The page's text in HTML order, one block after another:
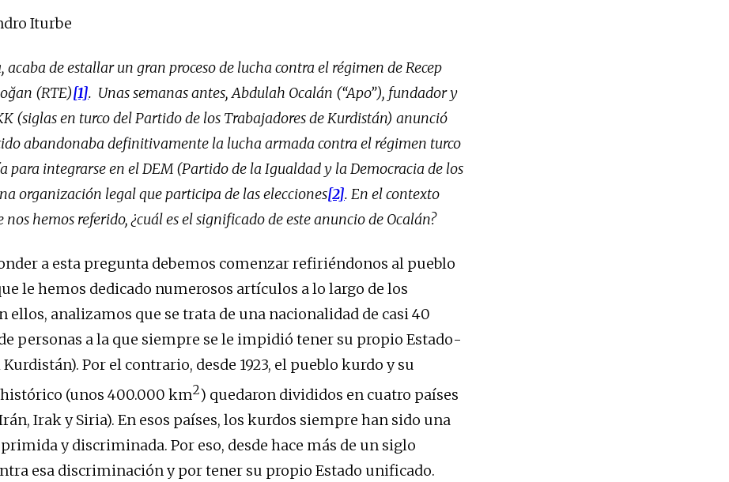
Iturbe
acaba de estallar un gran proceso de lucha contra el régimen de Recep
(RTE)[1]. Unas semanas antes, Abdulah Ocalán (“Apo”), fundador y
(siglas en turco del Partido de los Trabajadores de Kurdistán) anunció
abandonaba definitivamente la lucha armada contra el régimen turco
para integrarse en el DEM (Partido de la Igualdad y la Democracia de los
organización legal que participa de las elecciones[2]. En el contexto
nos hemos referido, ¿cuál es el significado de este anuncio de Ocalán?
a esta pregunta debemos comenzar refiriéndonos al pueblo
le hemos dedicado numerosos artículos a lo largo de los
ellos, analizamos que se trata de una nacionalidad de casi 40
personas a la que siempre se le impidió tener su propio Estado-
Por el contrario, desde 1923, el pueblo kurdo y su
(unos 400.000 km2) quedaron divididos en cuatro países
Irak y Siria). En esos países, los kurdos siempre han sido una
y discriminada. Por eso, desde hace más de un siglo
esa discriminación y por tener su propio Estado unificado.